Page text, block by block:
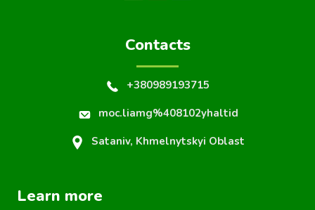
Contacts
+380989193715
moc.liamg%408102yhaltid
Sataniv, Khmelnytskyi Oblast
Learn more